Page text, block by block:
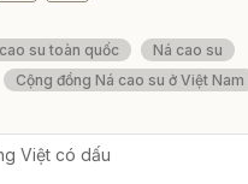
su toàn quốc
Ná cao su
Cộng đồng Ná cao su ở Việt Nam